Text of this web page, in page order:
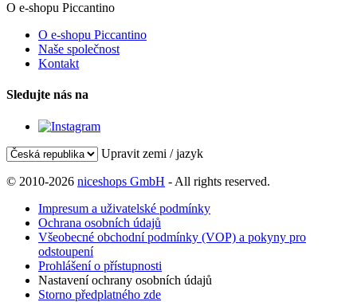
O e-shopu Piccantino
O e-shopu Piccantino
Naše společnost
Kontakt
Sledujte nás na
Upravit zemi / jazyk
© 2010-2026 niceshops GmbH - All rights reserved.
Impresum a uživatelské podmínky
Ochrana osobních údajů
Všeobecné obchodní podmínky (VOP) a pokyny pro
odstoupení
Prohlášení o přístupnosti
Nastavení ochrany osobních údajů
Storno předplatného zde